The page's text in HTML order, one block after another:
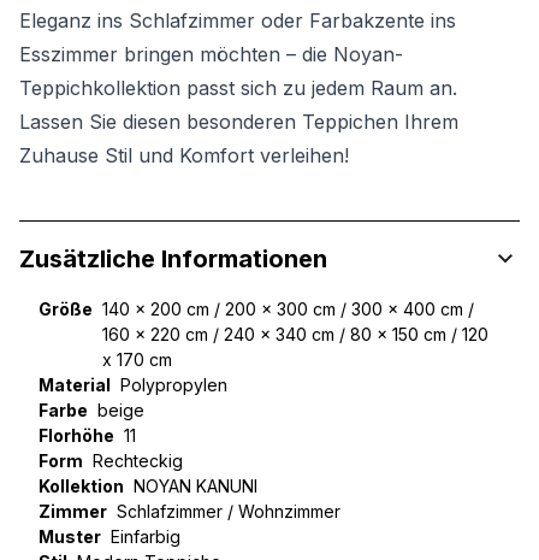
Eleganz ins Schlafzimmer oder Farbakzente ins
Esszimmer bringen möchten – die Noyan-
Teppichkollektion passt sich zu jedem Raum an.
Lassen Sie diesen besonderen Teppichen Ihrem
Zuhause Stil und Komfort verleihen!
Zusätzliche Informationen
Größe 140 x 200 cm / 200 x 300 cm / 300 x 400 cm /
160 x 220 cm / 240 x 340 cm / 80 x 150 cm / 120
x 170 cm
Material Polypropylen
Farbe beige
Florhöhe 11
Form Rechteckig
Kollektion NOYAN KANUNI
Zimmer Schlafzimmer / Wohnzimmer
Muster Einfarbig